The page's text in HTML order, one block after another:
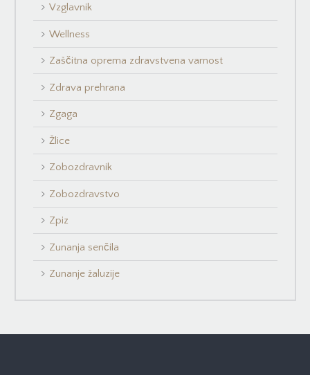
Vzglavnik
Wellness
Zaščitna oprema zdravstvena varnost
Zdrava prehrana
Zgaga
Žlice
Zobozdravnik
Zobozdravstvo
Zpiz
Zunanja senčila
Zunanje žaluzije